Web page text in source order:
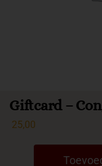
Giftcard –
25,00